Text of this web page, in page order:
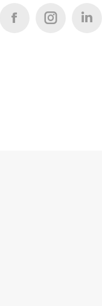
FacebookInstagram